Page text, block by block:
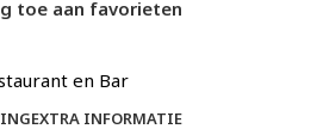
toe aan favorieten
en Bar
EXTRA INFORMATIE